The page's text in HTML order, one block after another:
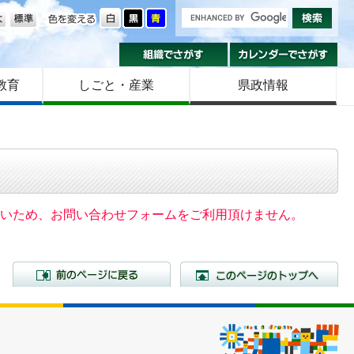
色を変える
大きさ
組織でさがす
育 しごと・産業 県政情報
ため、お問い合わせフォームをご利用頂けません。
前のページに戻る